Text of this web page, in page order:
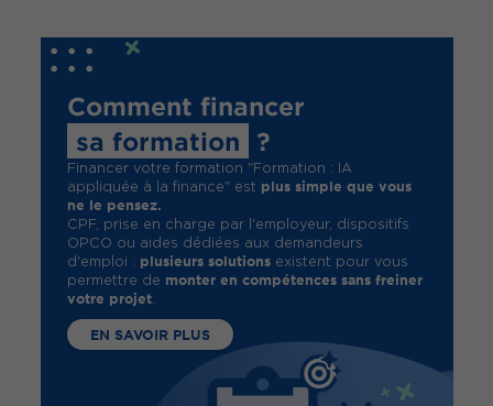
Comment financer
sa formation
?
Financer votre formation "Formation : IA
appliquée à la finance" est plus simple que vous
ne le pensez.
CPF, prise en charge par l'employeur, dispositifs
OPCO ou aides dédiées aux demandeurs
d'emploi : plusieurs solutionsexistent pour vous
permettre de monter en compétences sans freiner
votre projet.
EN SAVOIR PLUS